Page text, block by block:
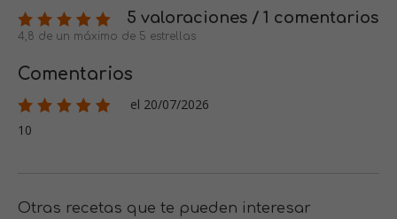
5 valoraciones / 1 comentarios
4,8 de un máximo de 5 estrellas
Comentarios
el 20/07/2026
10
Otras recetas que te pueden interesar